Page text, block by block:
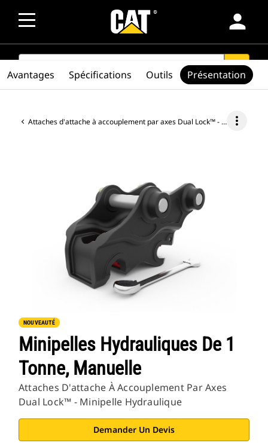
person
SEARCH search
Attaches d'attache à accouplement par axes Dual Lock™ - Minipelle hydraulique more_vert
NOUVEAUTÉ
Minipelles Hydrauliques De 1
Tonne, Manuelle
Attaches D'attache À Accouplement Par Axes
Dual Lock™ - Minipelle Hydraulique
Demander Un Devis
Avantages Spécifications Outils Présentation